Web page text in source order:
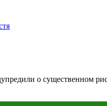
о существенном